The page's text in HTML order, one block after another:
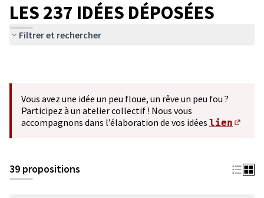
LES 237 IDÉES DÉPOSÉES
Filtrer et rechercher
Vous avez une idée un peu floue, un rêve un peu fou ?
Participez à un atelier collectif ! Nous vous
accompagnons dans l’élaboration de vos idées lien
39 propositions